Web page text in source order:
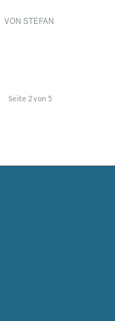
VONSTEFAN
Seite 2 von 5